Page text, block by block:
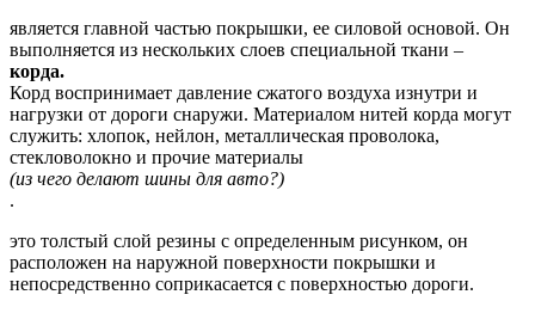
является главной частью покрышки, ее силовой основой. Он
выполняется из нескольких слоев специальной ткани –
корда.
Корд воспринимает давление сжатого воздуха изнутри и
нагрузки от дороги снаружи. Материалом нитей корда могут
служить: хлопок, нейлон, металлическая проволока,
стекловолокно и прочие материалы
(из чего делают шины для авто?)
.
это толстый слой резины с определенным рисунком, он
расположен на наружной поверхности покрышки и
непосредственно соприкасается с поверхностью дороги.